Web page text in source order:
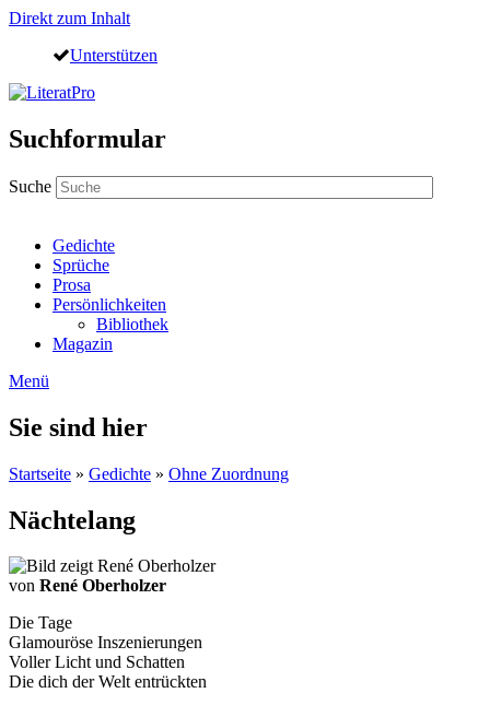
Direkt zum Inhalt
Unterstützen
Suchformular
Suche
Gedichte
Sprüche
Prosa
Persönlichkeiten
Bibliothek
Magazin
Menü
Sie sind hier
Startseite » Gedichte » Ohne Zuordnung
Nächtelang
von René Oberholzer
Die Tage
Glamouröse Inszenierungen
Voller Licht und Schatten
Die dich der Welt entrückten